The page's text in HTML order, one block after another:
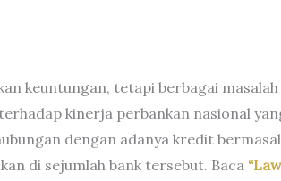
keuntungan, tetapi berbagai masalah
kinerja perbankan nasional
dengan adanya kredit
di sejumlah bank tersebut. Baca